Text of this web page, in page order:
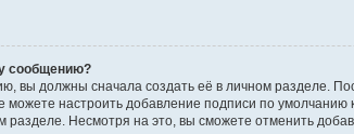
сообщению?
вы должны сначала создать её в личном разделе.
можете настроить добавление подписи по
разделе. Несмотря на это, вы сможете отменить